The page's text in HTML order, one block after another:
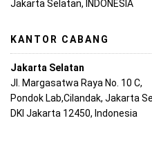
Jakarta Selatan, INDONESIA
KANTOR CABANG
Jakarta Selatan
Jl. Margasatwa Raya No. 10 C,
Pondok Lab,Cilandak, Jakarta
DKI Jakarta 12450, Indonesia